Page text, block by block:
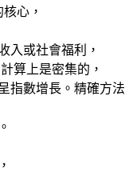
心，
入或社會福利，
算上是密集的，
指數增長。精確方法